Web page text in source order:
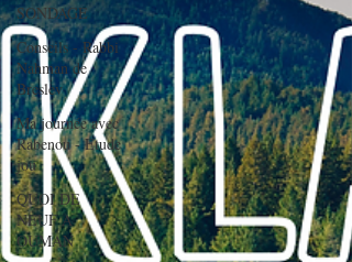
SONDAGE
Conseils - Rabbi
Nahman de
Breslev
Ma journée avec
Rabenou - Etude
jou
QUOI DE
NEUF A
OUMAN